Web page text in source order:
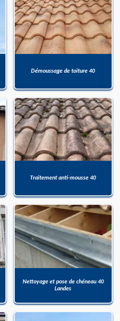
Démoussage de toiture 40
Traitement anti-mousse 40
Nettoyage et pose de chéneau 40
Landes